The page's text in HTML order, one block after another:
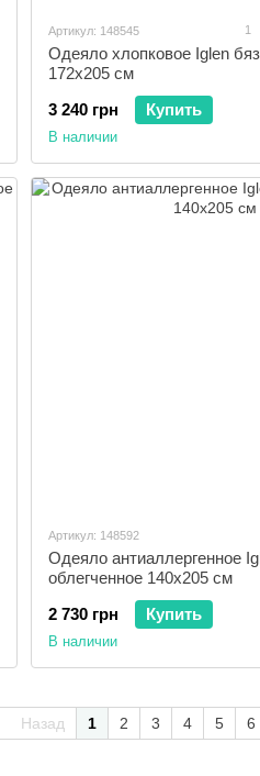
Артикул: 148545 1
Одеяло хлопковое Iglen
172x205 см
3 240 грн
Купить
В наличии
Артикул: 148592
Одеяло антиаллергенное
облегченное 140x205 см
2 730 грн
Купить
В наличии
Назад 1 2 3 4 5 6